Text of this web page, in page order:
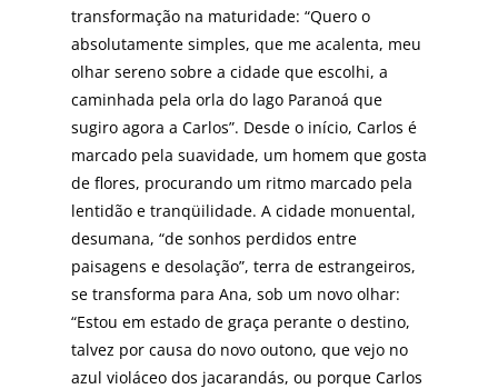
transformação na maturidade: “Quero o
absolutamente simples, que me acalenta, meu
olhar sereno sobre a cidade que escolhi, a
caminhada pela orla do lago Paranoá que
sugiro agora a Carlos”. Desde o início, Carlos é
marcado pela suavidade, um homem que gosta
de flores, procurando um ritmo marcado pela
lentidão e tranqüilidade. A cidade monu­ental,
desumana, “de sonhos perdidos entre
paisagens e desolação”, terra de estrangeiros,
se transforma para Ana, sob um novo olhar:
“Estou em estado de graça per­ante o destino,
talvez por causa do novo outono, que vej­o no
azul violáceo dos jacarandás, ou porque Carlos